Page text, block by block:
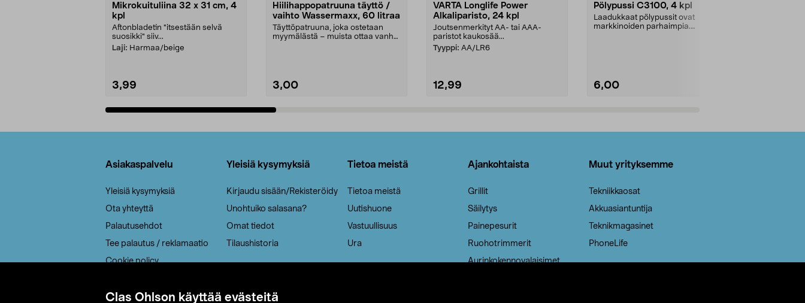
Clas Ohlson käyttää evästeitä
Mikrokuituliina 32 x 31 cm, 4
kpl
Aftonbladetin "itsestään selvä
suosikki" siiv...
Laji: Harmaa/beige
3,99
Hiilihappopatruuna täyttö /
vaihto Wassermaxx, 60 litraa
Täyttöpatruuna, joka ostetaan
myymälästä – muista ottaa vanha
3,00
VARTA Longlife Power
Alkaliparisto, 24 kpl
Joutsenmerkityt AA- tai AAA-
paristot kaukosää...
Tyyppi: AA/LR6
12,99
Pölypussi C3100, 4 kpl
Laadukkaat pölypussit ovat
markkinoiden parhaimpia.
6,00
Asiakaspalvelu
Yleisiä kysymyksiä
Ota yhteyttä
Palautusehdot
Tee palautus / reklamaatio
Cookie policy
Saavutettavuus
Yleisiä kysymyksiä
Kirjaudu sisään/Rekisteröidy
Unohtuiko salasana?
Omat tiedot
Tilaushistoria
Tietoa meistä
Tietoa meistä
Uutishuone
Vastuullisuus
Ura
Ajankohtaista
Grillit
Säilytys
Painepesurit
Ruohotrimmerit
Aurinkokennovalaisimet
Muut yrityksemme
Tekniikkaosat
Akkuasiantuntija
Teknikmagasinet
PhoneLife